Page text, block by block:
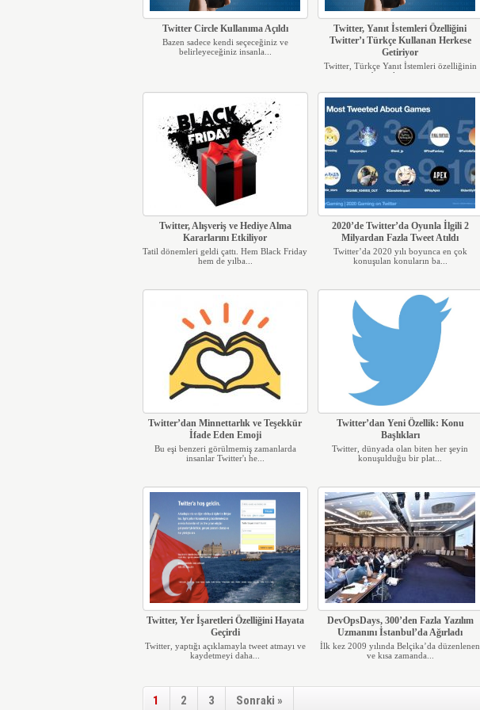
Twitter Circle Kullanıma Açıldı
Bazen sadece kendi seçeceğiniz ve
belirleyeceğiniz insanla...
Twitter, Yanıt İstemleri Özelliğini
Twitter’ı Türkçe Kullanan Herkese
Getiriyor
Twitter, Türkçe Yanıt İstemleri özelliğinin
başarılı geçen...
Twitter, Alışveriş ve Hediye Alma
Kararlarını Etkiliyor
Tatil dönemleri geldi çattı. Hem Black Friday
hem de yılba...
2020’de Twitter’da Oyunla İlgili 2
Milyardan Fazla Tweet Atıldı
Twitter’da 2020 yılı boyunca en çok
konuşulan konuların ba...
Twitter’dan Minnettarlık ve Teşekkür
İfade Eden Emoji
Bu eşi benzeri görülmemiş zamanlarda
insanlar Twitter'ı he...
Twitter’dan Yeni Özellik: Konu
Başlıkları
Twitter, dünyada olan biten her şeyin
konuşulduğu bir plat...
Twitter, Yer İşaretleri Özelliğini Hayata
Geçirdi
Twitter, yaptığı açıklamayla tweet atmayı ve
kaydetmeyi daha...
DevOpsDays, 300’den Fazla Yazılım
Uzmanını İstanbul’da Ağırladı
İlk kez 2009 yılında Belçika’da düzenlenen
ve kısa zamanda...
1 2 3 Sonraki »